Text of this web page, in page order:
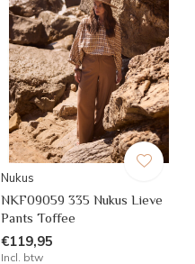
Nukus
NKF09059 335 Nukus Lieve
Pants Toffee
€119,95
Incl. btw